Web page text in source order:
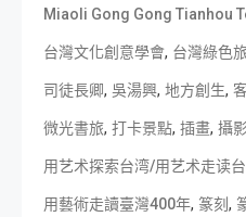
Miaoli Gong Gong Tianhou
台灣文化創意學會, 台灣綠色
司徒長卿, 吳湯興, 地方創生,
微光書旅, 打卡景點, 插畫, 攝
用艺术探索台湾/用艺术走读
用藝術走讀臺灣400年, 篆刻,